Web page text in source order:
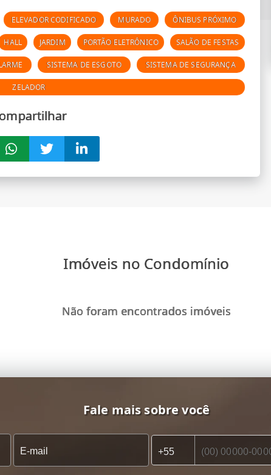
ELEVADOR CODIFICADO MURADO ÔNIBUS PRÓXIMO
HALL JARDIM PORTÃO ELETRÔNICO SALÃO DE FESTAS
SISTEMA DE ESGOTO SISTEMA DE SEGURANÇA
ZELADOR
Imóveis no Condomínio
Não foram encontrados imóveis
Fale mais sobre você